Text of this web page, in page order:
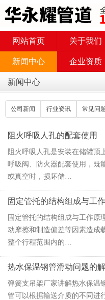
网站首页 关于我们
新闻中心 企业资质
新闻中心
公司新闻 行业资讯 常见问
阻火呼吸人孔的配套使用
阻火呼吸人孔是安装在储罐顶
呼吸阀、防火器配套使用，既
或真空时，损坏储…
固定管托的结构组成与工
固定管托的结构组成与工作原
动摩擦和制造偏差等因素造成
整个行程范围内的…
热水保温钢管滑动问题的
弹簧支吊架厂家讲解热水保温
管可以根据输送介质的不同进